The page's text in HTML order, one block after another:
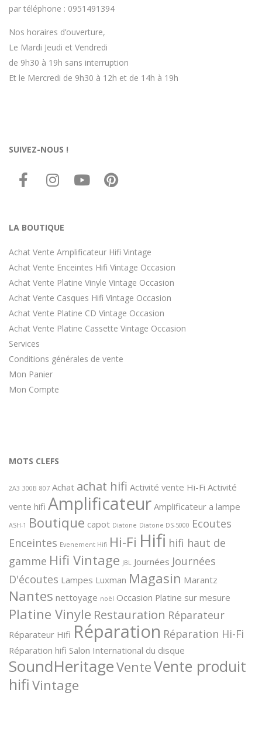
par téléphone : 0951491394
Nos horaires d’ouverture,
Le Mardi Jeudi et Vendredi
de 9h30 à 19h sans interruption
Et le Mercredi de 9h30 à 12h et de 14h à 19h
SUIVEZ-NOUS !
LA BOUTIQUE
Achat Vente Amplificateur Hifi Vintage
Achat Vente Enceintes Hifi Vintage Occasion
Achat Vente Platine Vinyle Vintage Occasion
Achat Vente Casques Hifi Vintage Occasion
Achat Vente Platine CD Vintage Occasion
Achat Vente Platine Cassette Vintage Occasion
Services
Conditions générales de vente
Mon Panier
Mon Compte
MOTS CLEFS
2A3 300B 807 Achat achat hifi Activité vente Hi-Fi Activité
vente hifi Amplificateur Amplificateur a lampe
ASH-1 Boutique capot Diatone Diatone DS-5000 Ecoutes
Enceintes Evenement Hifi Hi-Fi Hifi hifi haut de
gamme Hifi Vintage JBL Journées Journées
D'écoutes Lampes Luxman Magasin Marantz
Nantes nettoyage noël Occasion Platine sur mesure
Platine Vinyle Restauration Réparateur
Réparateur Hifi Réparation Réparation Hi-Fi
Réparation hifi Salon International du disque
SoundHeritageVenteVente produit
hifi Vintage